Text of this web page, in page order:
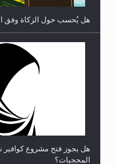
**الحصن الحصين من
هل يجوز فتح مشروع